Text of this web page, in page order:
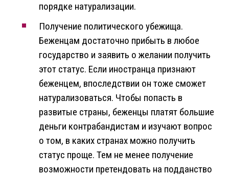
порядке натурализации.
Получение политического убежища.
Беженцам достаточно прибыть в любое
государство и заявить о желании получить
этот статус. Если иностранца признают
беженцем, впоследствии он тоже сможет
натурализоваться. Чтобы попасть в
развитые страны, беженцы платят большие
деньги контрабандистам и изучают вопрос
о том, в каких странах можно получить
статус проще. Тем не менее получение
возможности претендовать на подданство